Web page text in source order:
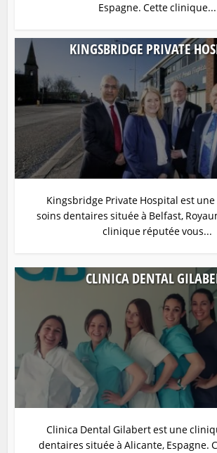
Espagne. Cette clinique...
KINGSBRIDGE PRIVATE
Kingsbridge Private Hospital est
soins dentaires située à Belfast,
clinique réputée vous...
CLINICA DENTAL
Clinica Dental Gilabert est une
dentaires située à Alicante, Espagne.